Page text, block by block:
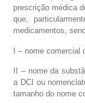
prescrição médica
que,
medicamentos,
I – nome
II – nome da
a DCI ou
tamanho do nome